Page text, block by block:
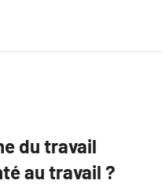
du travail
au travail ?